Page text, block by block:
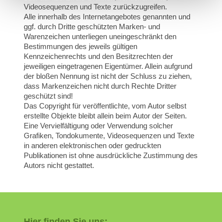
Videosequenzen und Texte zurückzugreifen.
Alle innerhalb des Internetangebotes genannten und
ggf. durch Dritte geschützten Marken- und
Warenzeichen unterliegen uneingeschränkt den
Bestimmungen des jeweils gültigen
Kennzeichenrechts und den Besitzrechten der
jeweiligen eingetragenen Eigentümer. Allein aufgrund
der bloßen Nennung ist nicht der Schluss zu ziehen,
dass Markenzeichen nicht durch Rechte Dritter
geschützt sind!
Das Copyright für veröffentlichte, vom Autor selbst
erstellte Objekte bleibt allein beim Autor der Seiten.
Eine Vervielfältigung oder Verwendung solcher
Grafiken, Tondokumente, Videosequenzen und Texte
in anderen elektronischen oder gedruckten
Publikationen ist ohne ausdrückliche Zustimmung des
Autors nicht gestattet.